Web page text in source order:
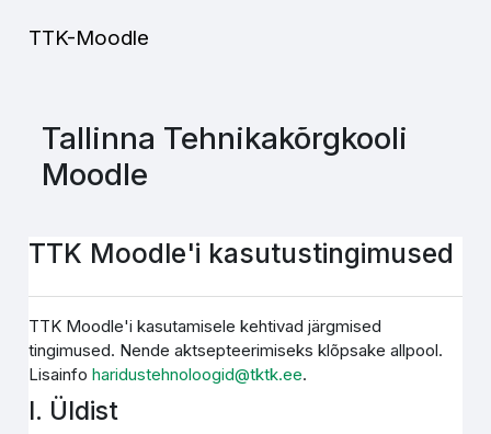
TTK-Moodle
Tallinna Tehnikakõrgkooli
Moodle
TTK Moodle'i kasutustingimused
TTK Moodle'i kasutamisele kehtivad järgmised
tingimused. Nende aktsepteerimiseks klõpsake allpool.
Lisainfoharidustehnoloogid@tktk.ee.
I. Üldist